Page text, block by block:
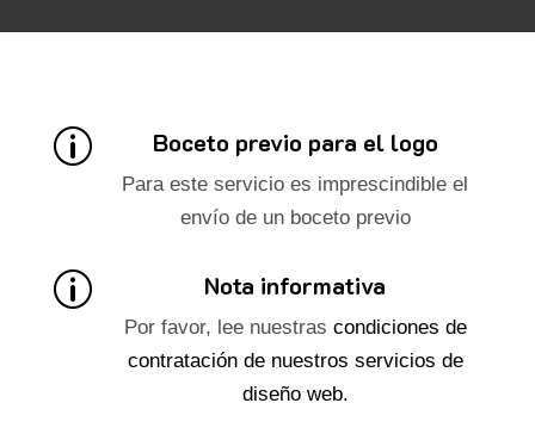
p Boceto previo para el logo
Para este servicio es imprescindible el
envío de un boceto previo
p Nota informativa
Por favor, lee nuestras condiciones de
contratación de nuestros servicios de
diseño web.